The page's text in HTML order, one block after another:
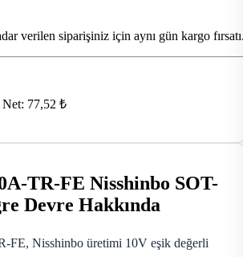
verilen siparişiniz için aynı gün kargo
77,52 ₺
TR-FE Nisshinbo SOT-
Devre Hakkında
FE, Nisshinbo üretimi 10V eşik değerli